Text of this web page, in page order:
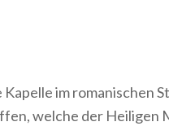
im romanischen
welche der Heiligen